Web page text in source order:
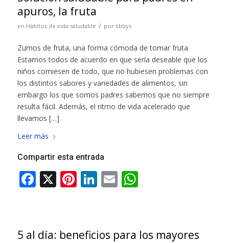
apuros, la fruta
en Hábitos de vida saludable / por libbys
Zumos de fruta, una forma cómoda de tomar fruta
Estamos todos de acuerdo en que sería deseable que los
niños comiesen de todo, que no hubiesen problemas con
los distintos sabores y variedades de alimentos, sin
embargo los que somos padres sabemos que no siempre
resulta fácil. Además, el ritmo de vida acelerado que
llevamos […]
Leer más
Compartir esta entrada
5 al día: beneficios para los mayores